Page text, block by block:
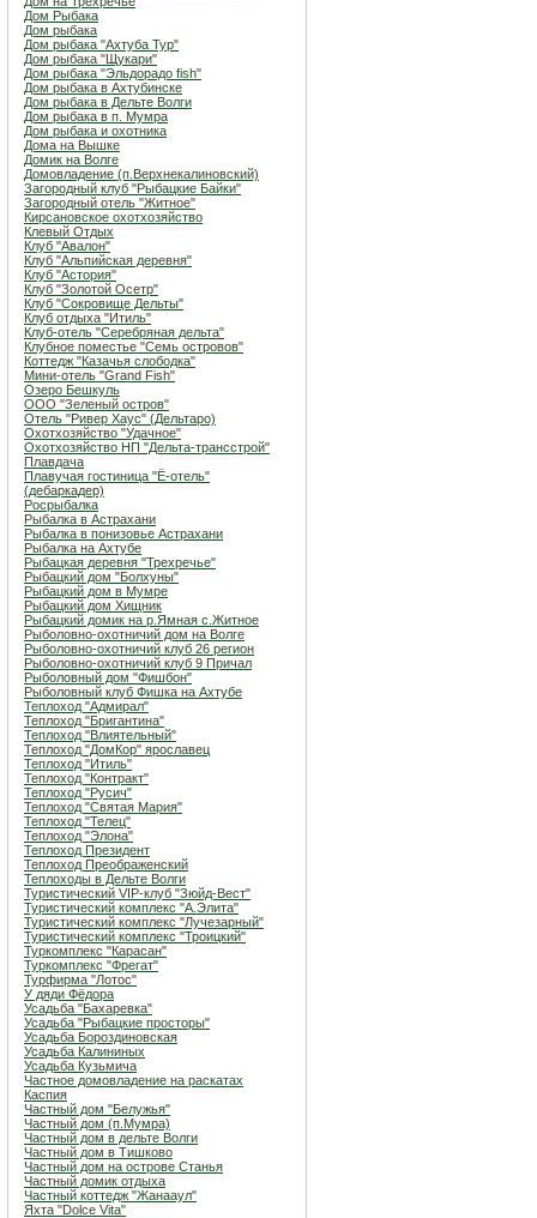
Дом Рыбака
Дом рыбака
Дом рыбака "Ахтуба Тур"
Дом рыбака "Щукари"
Дом рыбака "Эльдорадо fish"
Дом рыбака в Ахтубинске
Дом рыбака в Дельте Волги
Дом рыбака в п. Мумра
Дом рыбака и охотника
Дома на Вышке
Домик на Волге
Домовладение (п.Верхнекалиновский)
Загородный клуб "Рыбацкие Байки"
Загородный отель "Житное"
Кирсановское охотхозяйство
Клевый Отдых
Клуб "Авалон"
Клуб "Альпийская деревня"
Клуб "Астория"
Клуб "Золотой Осетр"
Клуб "Сокровище Дельты"
Клуб отдыха "Итиль"
Клуб-отель "Серебряная дельта"
Клубное поместье "Семь островов"
Коттедж "Казачья слободка"
Мини-отель "Grand Fish"
Озеро Бешкуль
ООО "Зеленый остров"
Отель "Ривер Хаус" (Дельтаро)
Охотхозяйство "Удачное"
Охотхозяйство НП "Дельта-трансстрой"
Плавдача
Плавучая гостиница "Ё-отель"
(дебаркадер)
Росрыбалка
Рыбалка в Астрахани
Рыбалка в понизовье Астрахани
Рыбалка на Ахтубе
Рыбацкая деревня "Трехречье"
Рыбацкий дом "Болхуны"
Рыбацкий дом в Мумре
Рыбацкий дом Хищник
Рыбацкий домик на р.Ямная с.Житное
Рыболовно-охотничий дом на Волге
Рыболовно-охотничий клуб 26 регион
Рыболовно-охотничий клуб 9 Причал
Рыболовный дом "Фишбон"
Рыболовный клуб Фишка на Ахтубе
Теплоход "Адмирал"
Теплоход "Бригантина"
Теплоход "Влиятельный"
Теплоход "ДомКор" ярославец
Теплоход "Итиль"
Теплоход "Контракт"
Теплоход "Русич"
Теплоход "Святая Мария"
Теплоход "Телец"
Теплоход "Элона"
Теплоход Президент
Теплоход Преображенский
Теплоходы в Дельте Волги
Туристический VIP-клуб "Зюйд-Вест"
Туристический комплекс "А.Элита"
Туристический комплекс "Лучезарный"
Туристический комплекс "Троицкий"
Туркомплекс "Карасан"
Туркомплекс "Фрегат"
Турфирма "Лотос"
У дяди Фёдора
Усадьба "Бахаревка"
Усадьба "Рыбацкие просторы"
Усадьба Бороздиновская
Усадьба Калининых
Усадьба Кузьмича
Частное домовладение на раскатах
Каспия
Частный дом "Белужья"
Частный дом (п.Мумра)
Частный дом в дельте Волги
Частный дом в Тишково
Частный дом на острове Станья
Частный домик отдыха
Частный коттедж "Жанааул"
Яхта "Dolce Vita"